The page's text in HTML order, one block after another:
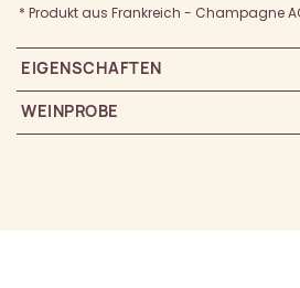
* Produkt aus Frankreich - Champagne
EIGENSCHAFTEN
WEINPROBE